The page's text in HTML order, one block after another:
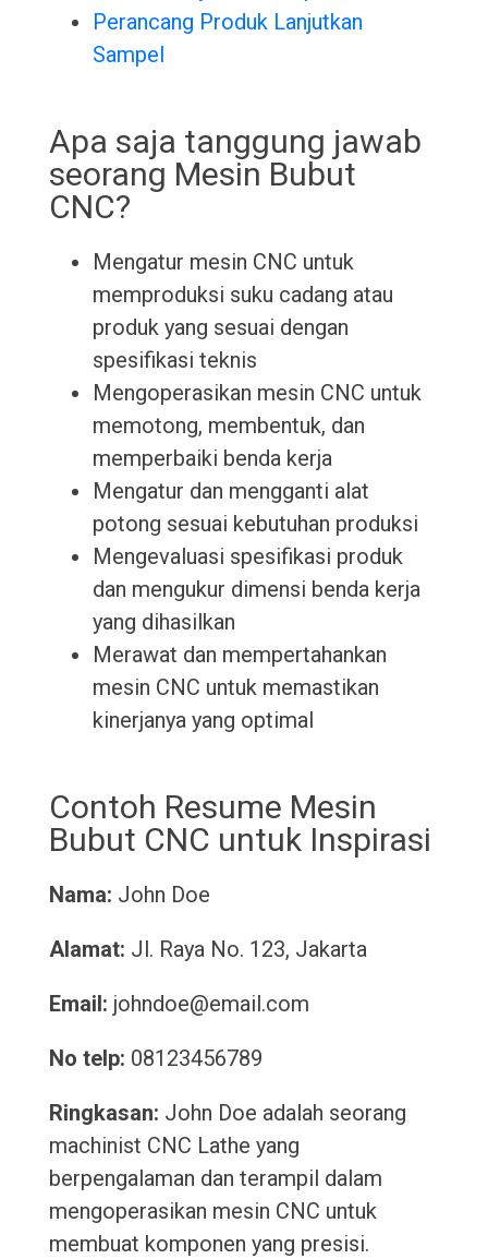
Perancang Produk Lanjutkan
Sampel
Apa saja tanggung jawab
seorang Mesin Bubut
CNC?
Mengatur mesin CNC untuk
memproduksi suku cadang atau
produk yang sesuai dengan
spesifikasi teknis
Mengoperasikan mesin CNC untuk
memotong, membentuk, dan
memperbaiki benda kerja
Mengatur dan mengganti alat
potong sesuai kebutuhan produksi
Mengevaluasi spesifikasi produk
dan mengukur dimensi benda kerja
yang dihasilkan
Merawat dan mempertahankan
mesin CNC untuk memastikan
kinerjanya yang optimal
Contoh Resume Mesin
Bubut CNC untuk Inspirasi
Nama: John Doe
Alamat: Jl. Raya No. 123, Jakarta
Email: johndoe@email.com
No telp: 08123456789
Ringkasan: John Doe adalah seorang
machinist CNC Lathe yang
berpengalaman dan terampil dalam
mengoperasikan mesin CNC untuk
membuat komponen yang presisi.